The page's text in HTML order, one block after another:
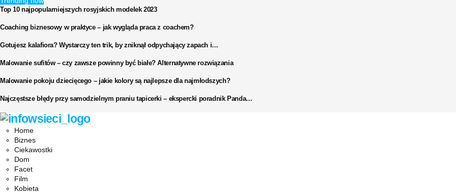
Top 10 najpopularniejszych rosyjskich modelek 2023
Coaching biznesowy w praktyce – jak wygląda praca z coachem?
Gotujesz kalafiora? Wystarczy ten trik, by zniknął odpychający zapach i…
Malowanie sufitów – czy zawsze powinny być białe? Alternatywne rozwiązania
Malowanie pokoju dziecięcego – jakie kolory są najlepsze dla najmłodszych?
Najczęstsze błędy przy samodzielnym praniu tapicerki – ekspercki poradnik Panda…
Facebook
Twitter
Instagram
Pinterest
Youtube
Snapchat
Home
Biznes
Ciekawostki
Dom
Facet
Film
Kobieta